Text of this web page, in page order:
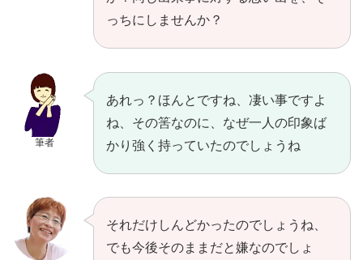
っちにしませんか？
筆者
あれっ？ほんとですね、凄い事ですよ
ね、その筈なのに、なぜ一人の印象ば
かり強く持っていたのでしょうね
それだけしんどかったのでしょうね、
でも今後そのままだと嫌なのでしょ